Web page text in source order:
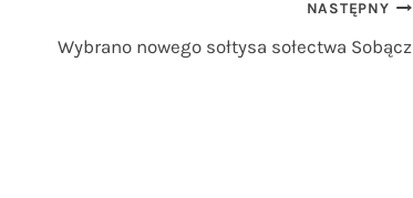
NASTĘPNY
Wybrano nowego sołtysa sołectwa Sobącz